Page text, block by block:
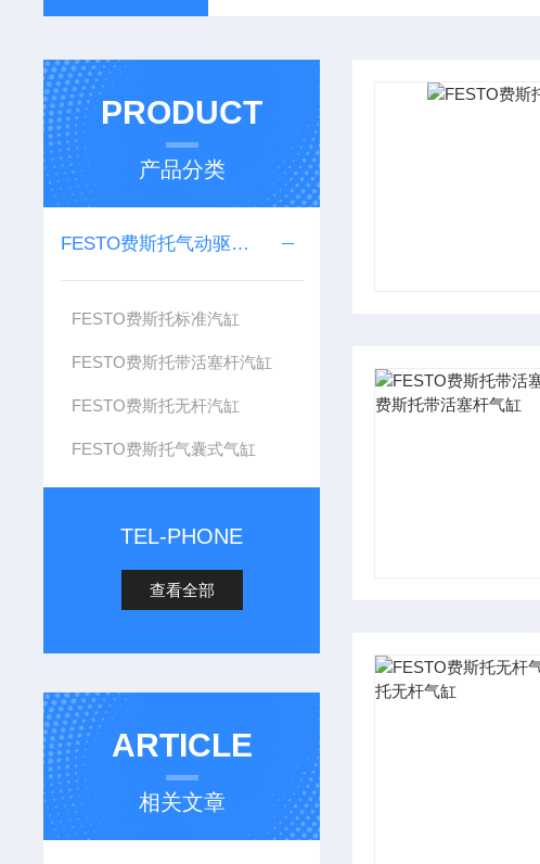
PRODUCT
产品分类
FESTO费斯托气动驱动器单元
FESTO费斯托标准汽缸
FESTO费斯托带活塞杆汽缸
FESTO费斯托无杆汽缸
FESTO费斯托气囊式气缸
TEL-PHONE
查看全部
ARTICLE
相关文章